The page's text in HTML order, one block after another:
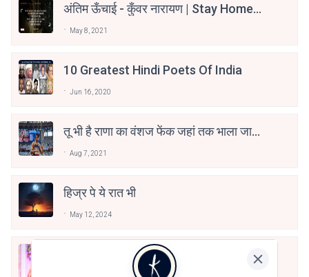
अंतिम ऊँचाई - कुँवर नारायण | Stay Home
May 8, 2021
10 Greatest Hindi Poets Of India
Jun 16, 2020
तू भी है राणा का वंशज फेंक जहां तक भाला जाए:
Aug 7, 2021
हिज्र पे ये रात भी
May 12, 2024
मोहब्बत के सफ़र को एक हँसी आग़ाज़ दे देना -
अनामिका अम्बर जैन